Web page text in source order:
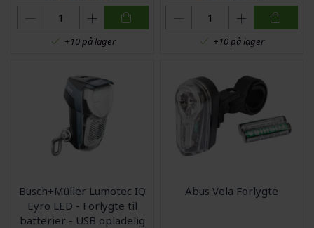
+10 på lager +10 på lager
Busch+Müller Lumotec IQ
Eyro LED - Forlygte til
batterier - USB opladelig
Abus Vela Forlygte